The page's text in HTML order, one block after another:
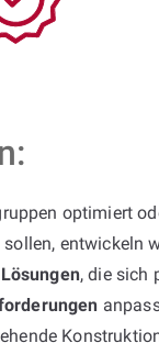
optimiert
entwickeln
, die sich